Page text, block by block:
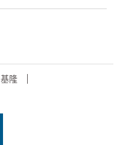
基隆